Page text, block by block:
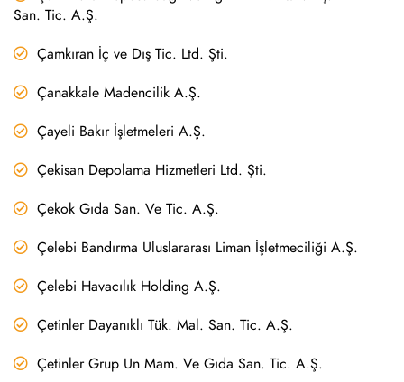
San. Tic. A.Ş.
Çamkıran İç ve Dış Tic. Ltd. Şti.
Çanakkale Madencilik A.Ş.
Çayeli Bakır İşletmeleri A.Ş.
Çekisan Depolama Hizmetleri Ltd. Şti.
Çekok Gıda San. Ve Tic. A.Ş.
Çelebi Bandırma Uluslararası Liman İşletmeciliği A.Ş.
Çelebi Havacılık Holding A.Ş.
Çetinler Dayanıklı Tük. Mal. San. Tic. A.Ş.
Çetinler Grup Un Mam. Ve Gıda San. Tic. A.Ş.